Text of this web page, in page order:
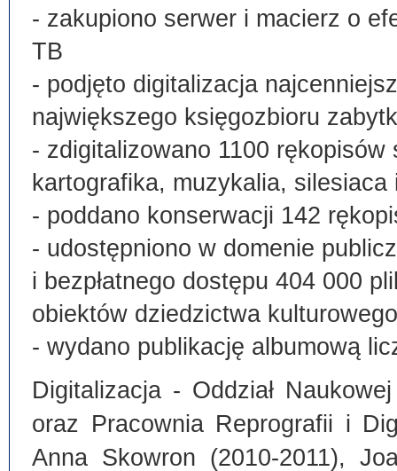
- zakupiono serwer i macierz o
TB
- podjęto digitalizacja
największego księgozbioru
- zdigitalizowano 1100
kartografika, muzykalia, silesiaca
- poddano konserwacji 142
- udostępniono w domenie
i bezpłatnego dostępu 404 000
obiektów dziedzictwa kulturowego
- wydano publikację albumową
Digitalizacja - Oddział
oraz Pracownia Reprografii i
Anna Skowron (2010-2011),